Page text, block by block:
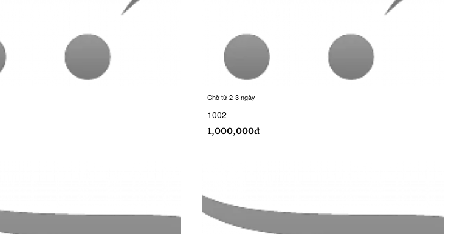
Chờ từ 2-3 ngày
1002
1,000,000đ